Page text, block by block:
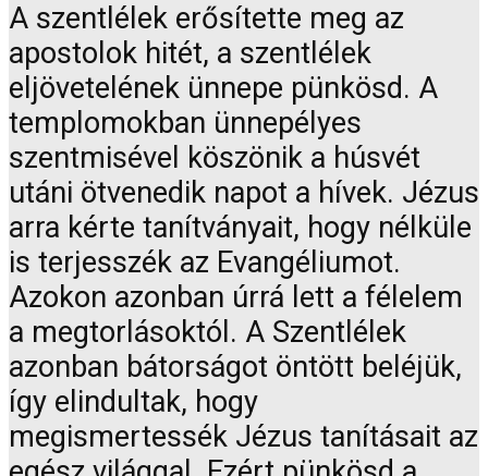
A szentlélek erősítette meg az
apostolok hitét, a szentlélek
eljövetelének ünnepe pünkösd. A
templomokban ünnepélyes
szentmisével köszönik a húsvét
utáni ötvenedik napot a hívek. Jézus
arra kérte tanítványait, hogy nélküle
is terjesszék az Evangéliumot.
Azokon azonban úrrá lett a félelem
a megtorlásoktól. A Szentlélek
azonban bátorságot öntött beléjük,
így elindultak, hogy
megismertessék Jézus tanításait az